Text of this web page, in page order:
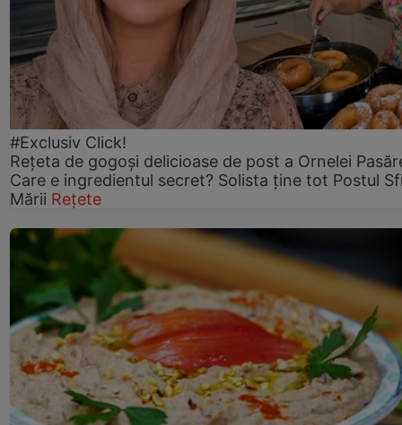
#Exclusiv Click!
Rețeta de gogoşi delicioase de post a Ornelei
Care e ingredientul secret? Solista ține tot Postul
Mării Rețete